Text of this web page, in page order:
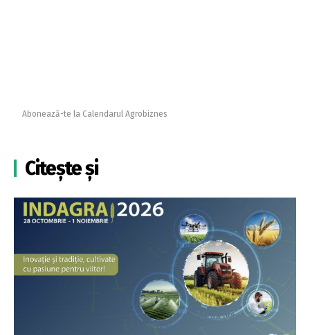
Abonează-te la Calendarul Agrobiznes
Citește și